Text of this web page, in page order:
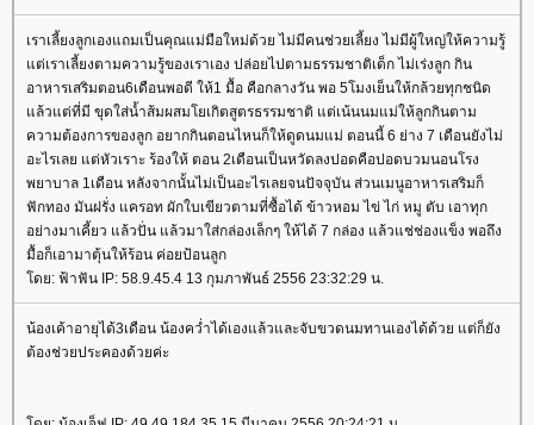
เราเลี้ยงลูกเองแถมเป็นคุณแม่มือใหม่ด้วย ไม่มีคนช่วยเลี้ยง ไม่มีผู้ใหญ่ให้ความรู้
ต่เราเลี้ยงตามความรู้ของเราเอง ปล่อยไปตามธรรมชาติเด็ก ไม่เร่งลูก กิน
อาหารเสริมตอน6เดือนพอดี ให้1 มื้อ คือกลางวัน พอ 5โมงเย็นให้กล้วยทุกชนิด
ล้วแต่ที่มี ขุดใส่น้ำส้มผสมโยเกิตสูตรธรรมชาติ แต่เน้นนมแม่ให้ลูกกินตาม
ความต้องการของลูก อยากกินตอนไหนก็ให้ดูดนมแม่ ตอนนี้ 6 ย่าง 7 เดือนยังไม่
อะไรเลย แต่หัวเราะ ร้องให้ ตอน 2เดือนเป็นหวัดลงปอดคือปอดบวมนอนโรง
พยาบาล 1เดือน หลังจากนั้นไม่เป็นอะไรเลยจนปัจจุบัน ส่วนเมนูอาหารเสริมก็
ฟักทอง มันฝรั่ง แครอท ผักใบเขียวตามที่ซื้อได้ ข้าวหอม ไข่ ไก่ หมู ตับ เอาทุก
อย่างมาเคี้ยว แล้วปั่น แล้วมาใส่กล่องเล็กๆ ให้ได้ 7 กล่อง แล้วแช่ช่องแข็ง พอถึง
มื้อก็เอามาตุ้นให้ร้อน ค่อยป้อนลูก
ดย: ฟ้าฟัน IP: 58.9.45.4 13 กุมภาพันธ์ 2556 23:32:29 น.
น้องเค้าอายุได้3เดือน น้องคว่ำได้เองแล้วและจับขวดนมทานเองได้ด้วย แต่ก็ยัง
ต้องช่วยประคองด้วยค่ะ